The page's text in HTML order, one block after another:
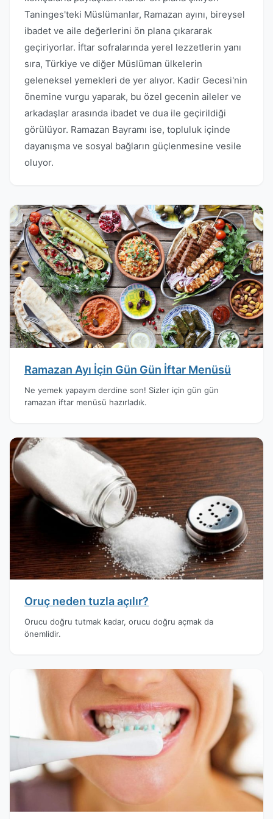
Taninges'teki Müslümanlar, Ramazan ayını, bireysel
ibadet ve aile değerlerini ön plana çıkararak
geçiriyorlar. İftar sofralarında yerel lezzetlerin yanı
sıra, Türkiye ve diğer Müslüman ülkelerin
geleneksel yemekleri de yer alıyor. Kadir Gecesi'nin
önemine vurgu yaparak, bu özel gecenin aileler ve
arkadaşlar arasında ibadet ve dua ile geçirildiği
görülüyor. Ramazan Bayramı ise, topluluk içinde
dayanışma ve sosyal bağların güçlenmesine vesile
oluyor.
Ramazan Ayı İçin Gün Gün İftar Menüsü
Ne yemek yapayım derdine son! Sizler için gün gün
ramazan iftar menüsü hazırladık.
Oruç neden tuzla açılır?
Orucu doğru tutmak kadar, orucu doğru açmak da
önemlidir.